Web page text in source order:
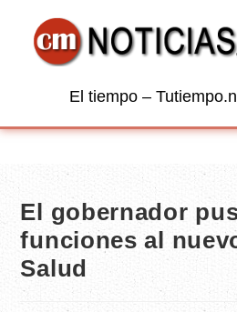
El tiempo –
El gobernador
funciones al
Salud